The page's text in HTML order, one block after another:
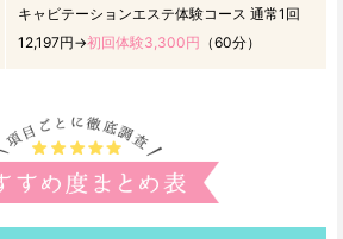
キャビテーションエステ体験コース 通常1回
12,197円→初回体験3,300円 （60分）